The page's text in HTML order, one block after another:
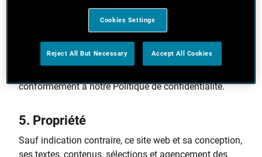
électronique, téléphone, fax ou sous toute autre forme
à des fins de contrôle qualité, sécurité et autres
besoins commerciaux. Nonobstant ce qui précède,
toutes les données personnelles qui nous sont
conformément à notre Politique de confidentialité.
5. Propriété
Sauf indication contraire, ce site web et sa conception,
ses textes, contenus, sélections et agencement des
Cookies Settings
Reject All But Necessary Accept All Cookies